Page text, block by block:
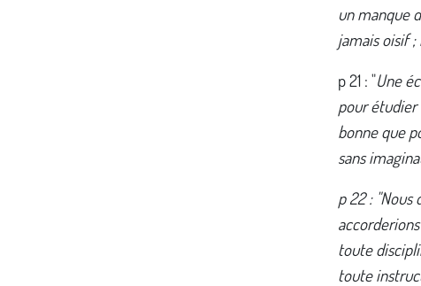
un manque
jamais oisif
p 21 : "Une
pour étudier
bonne que
sans
p 22 : "Nous
toute
toute